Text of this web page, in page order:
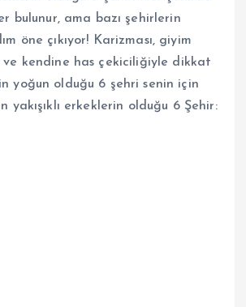
bulunur, ama bazı şehirlerin
öne çıkıyor! Karizması, giyim
ve kendine has çekiciliğiyle dikkat
yoğun olduğu 6 şehri senin için
yakışıklı erkeklerin olduğu 6 Şehir: